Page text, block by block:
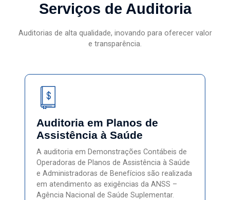
Serviços de Auditoria
Auditorias de alta qualidade, inovando para oferecer valor
e transparência.
Auditoria em Planos de
Assistência à Saúde
A auditoria em Demonstrações Contábeis de
Operadoras de Planos de Assistência à Saúde
e Administradoras de Benefícios são realizada
em atendimento as exigências da ANSS –
Agência Nacional de Saúde Suplementar.